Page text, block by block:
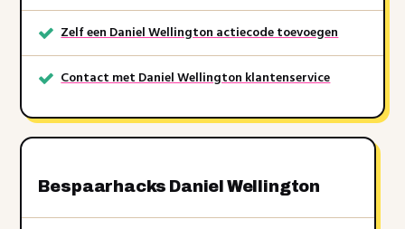
Zelf een Daniel Wellington actiecode toevoegen
Contact met Daniel Wellington klantenservice
Bespaarhacks Daniel Wellington